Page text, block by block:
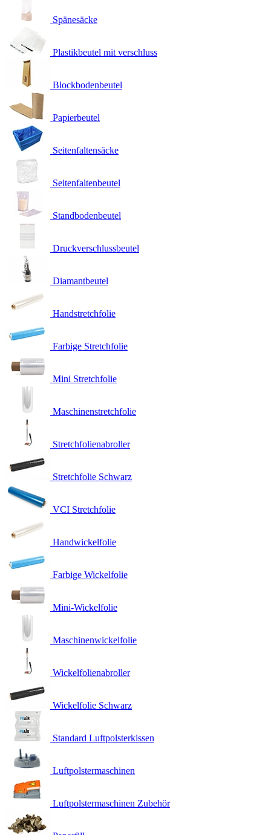
Spänesäcke
Plastikbeutel mit verschluss
Blockbodenbeutel
Papierbeutel
Seitenfaltensäcke
Seitenfaltenbeutel
Standbodenbeutel
Druckverschlussbeutel
Diamantbeutel
Handstretchfolie
Farbige Stretchfolie
Mini Stretchfolie
Maschinenstretchfolie
Stretchfolienabroller
Stretchfolie Schwarz
VCI Stretchfolie
Handwickelfolie
Farbige Wickelfolie
Mini-Wickelfolie
Maschinenwickelfolie
Wickelfolienabroller
Wickelfolie Schwarz
Standard Luftpolsterkissen
Luftpolstermaschinen
Luftpolstermaschinen Zubehör